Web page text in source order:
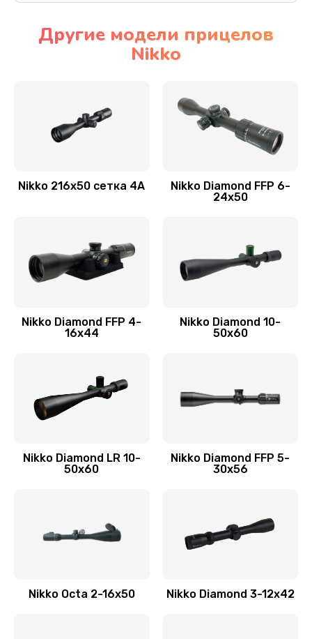
Другие модели прицелов
Nikko
Nikko 216x50 сетка 4А
Nikko Diamond FFP 6-
24x50
Nikko Diamond FFP 4-
16x44
Nikko Diamond 10-
50x60
Nikko Diamond LR 10-
50x60
Nikko Diamond FFP 5-
30x56
Nikko Octa 2-16x50 Nikko Diamond 3-12x42